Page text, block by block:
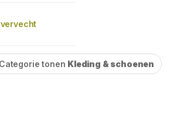
Categorie tonen Kleding & schoenen